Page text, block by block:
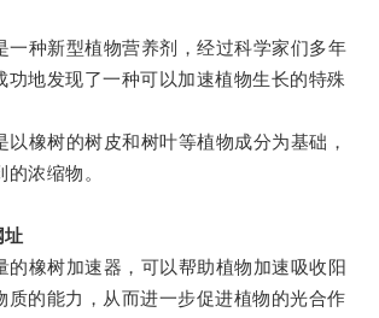
种新型植物营养剂，经过科学家们多年
功地发现了一种可以加速植物生长的特殊
橡树的树皮和树叶等植物成分为基础，
浓缩物。
址
橡树加速器，可以帮助植物加速吸收阳
质的能力，从而进一步促进植物的光合作